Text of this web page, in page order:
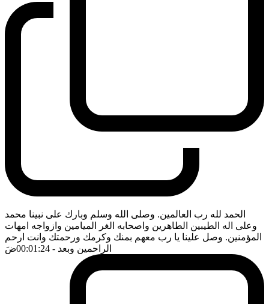
الحمد لله رب العالمين. وصلى الله وسلم وبارك على نبينا محمد
وعلى اله الطيبين الطاهرين واصحابه الغر الميامين وازواجه امهات
المؤمنين. وصل علينا يا رب معهم بمنك وكرمك ورحمتك وانت ارحم
الراحمين وبعد - 00:01:24 ضَ